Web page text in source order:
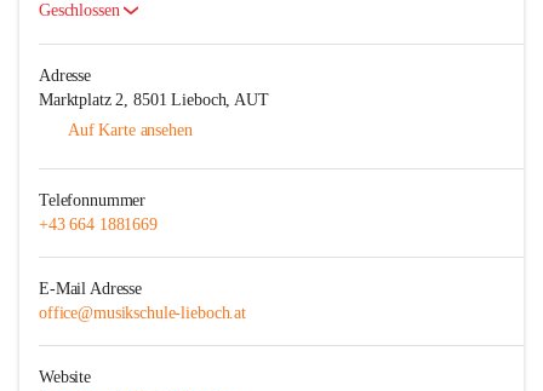
Geschlossen
Adresse
Marktplatz 2, 8501 Lieboch, AUT
Auf Karte ansehen
Telefonnummer
+43 664 1881669
E-Mail Adresse
office@musikschule-lieboch.at
Website